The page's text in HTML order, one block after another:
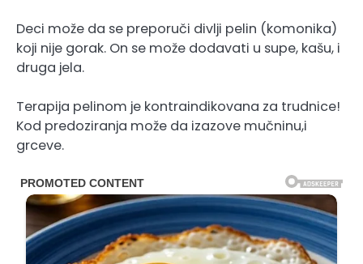
Deci može da se preporuči divlji pelin (komonika)
koji nije gorak. On se može dodavati u supe, kašu, i
druga jela.
Terapija pelinom je kontraindikovana za trudnice!
Kod predoziranja može da izazove mučninu,i
grceve.